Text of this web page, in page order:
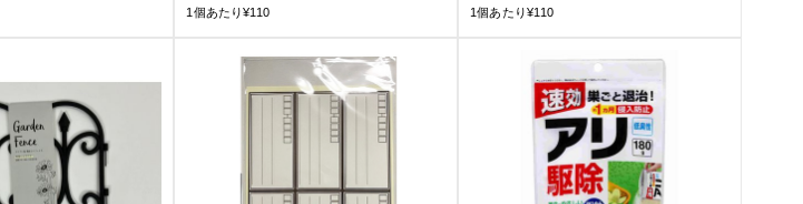
1個あたり¥110 1個あたり¥110